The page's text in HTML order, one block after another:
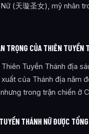
(天璇圣女), mỹ nhân
TRỌNG CỦA THIÊN TUYỀN
Tuyền Thánh địa
của Thánh địa năm
trong trận chiến ở
THÁNH NỮ ĐƯỢC